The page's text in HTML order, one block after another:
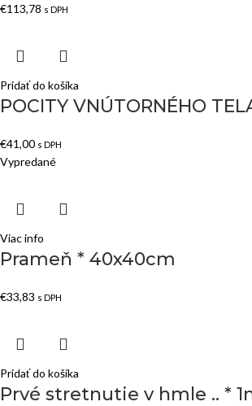
€113,78 s DPH
Pridať do košíka
POCITY VNÚTORNÉHO
€41,00 s DPH
Vypredané
Viac info
Prameň * 40x40cm
€33,83 s DPH
Pridať do košíka
Prvé stretnutie v hmle .. *